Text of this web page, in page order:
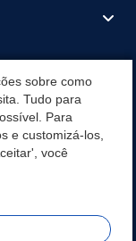
sobre como
Tudo para
Para
e customizá-los,
você